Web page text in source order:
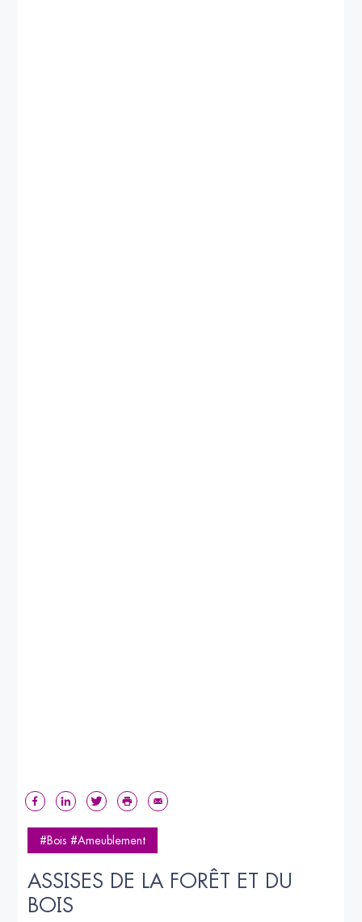
#Bois #Ameublement
ASSISES DE LA FORÊT ET DU
BOIS